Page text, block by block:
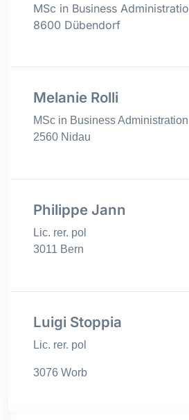
MSc in Business
8600 Dübendorf
Melanie Rolli
MSc in Business Administration
2560 Nidau
Philippe Jann
Lic. rer. pol
3011 Bern
Luigi Stoppia
Lic. rer. pol
3076 Worb